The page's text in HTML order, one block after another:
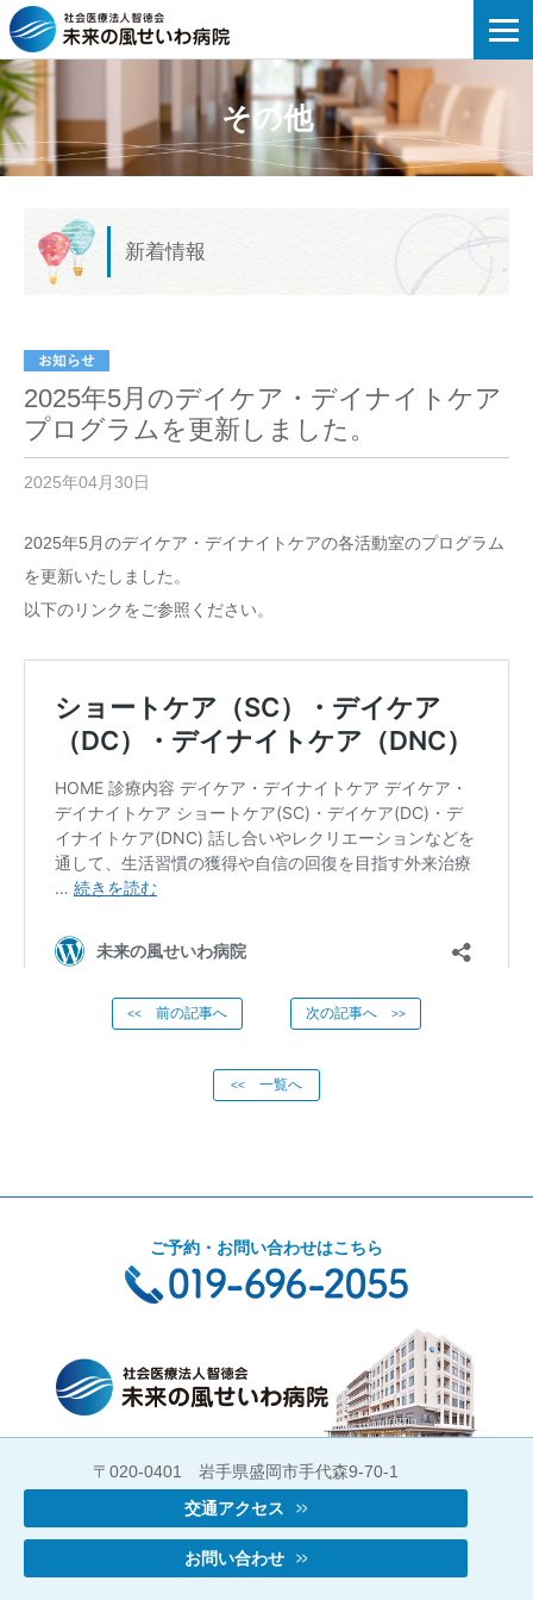
未来の風せいわ病院 | 2025年5月のデ
その他
新着情報
2025年5月のデイケア・デイナイトケア
プログラムを更新しました。
2025年04月30日
2025年5月のデイケア・デイナイトケアの各活動室のプログラム
を更新いたしました。
以下のリンクをご参照ください。
<< 前の記事へ 次の記事へ >>
<< 一覧へ
ご予約・お問い合わせはこちら
〒020-0401 岩手県盛岡市手代森9-70-1
交通アクセス
お問い合わせ